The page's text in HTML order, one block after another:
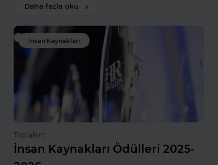
Daha fazla oku
İnsan Kaynakları
Toptalent
İnsan Kaynakları Ödülleri 2025-